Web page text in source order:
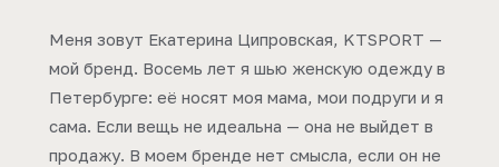
Меня зовут Екатерина Ципровская, KTSPORT —
мой бренд. Восемь лет я шью женскую одежду в
Петербурге: её носят моя мама, мои подруги и я
сама. Если вещь не идеальна — она не выйдет в
продажу. В моем бренде нет смысла, если он не